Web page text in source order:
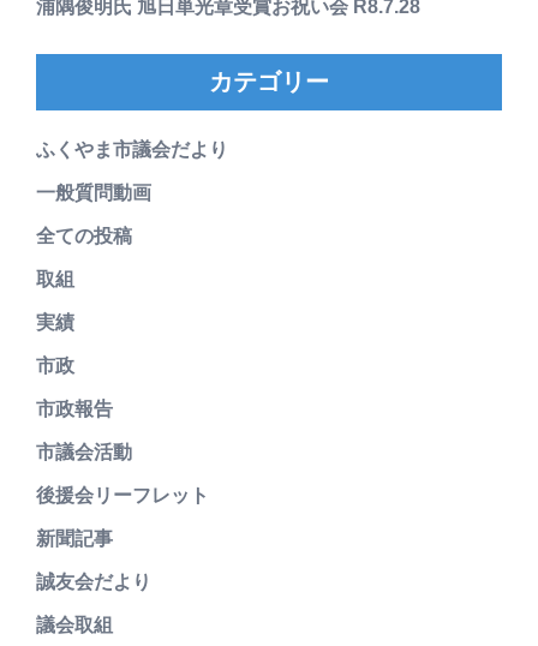
浦隅俊明氏 旭日単光章受賞お祝い会 R8.7.28
カテゴリー
ふくやま市議会だより
一般質問動画
全ての投稿
取組
実績
市政
市政報告
市議会活動
後援会リーフレット
新聞記事
誠友会だより
議会取組